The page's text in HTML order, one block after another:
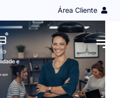
Área Cliente